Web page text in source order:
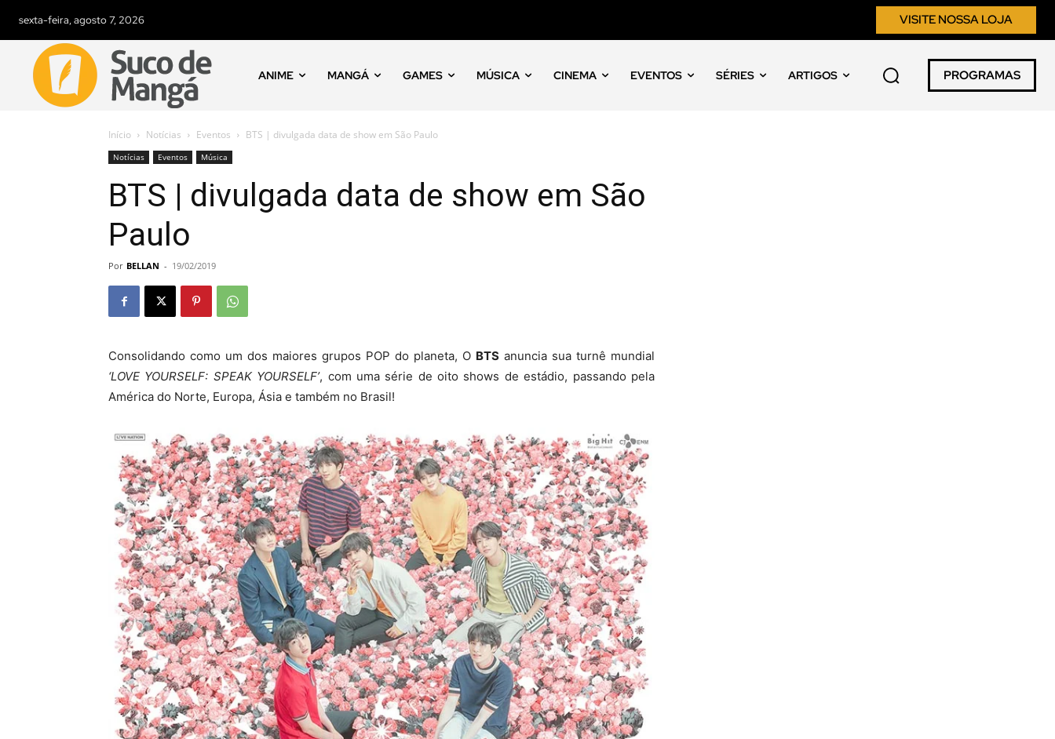
sexta-feira, agosto 7, 2026 VISITE NOSSA LOJA
ANIME MANGÁ GAMES MÚSICA CINEMA EVENTOS SÉRIES ARTIGOS PROGRAMAS
Início Notícias Eventos BTS | divulgada data de show em São Paulo
Notícias Eventos Música
BTS | divulgada data de show em São
Paulo
Por BELLAN - 19/02/2019
Consolidando como um dos maiores grupos POP do planeta, O BTS anuncia sua turnê mundial
‘LOVE YOURSELF: SPEAK YOURSELF’, com uma série de oito shows de estádio, passando pela
América do Norte, Europa, Ásia e também no Brasil!